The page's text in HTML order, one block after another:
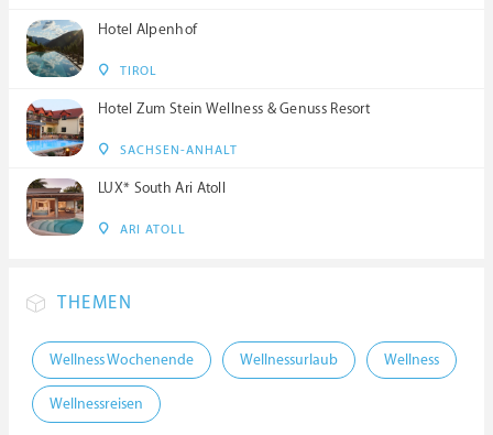
Hotel Alpenhof
TIROL
Hotel Zum Stein Wellness & Genuss Resort
SACHSEN-ANHALT
LUX* South Ari Atoll
ARI ATOLL
THEMEN
Wellness Wochenende Wellnessurlaub Wellness
Wellnessreisen